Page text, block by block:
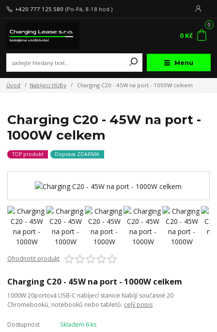
Menu
+420 777 125 580 (Po-Pá, 8-18 hod.)
0
0 Kč
Úvod Nabíjecí HUBy Charging C20 - 45W na port - 1000W celkem
Charging C20 - 45W na port -
1000W celkem
TOP produkt Doprava ZDARMA
Ohodnotit produkt
Charging C20 - 45W na port - 1000W celkem
1000W 20portová USB-C nabíjecí stanice Nabíjí současně 20
Chromebooků, notebooků nebo tabletů. celý popis
Dostupnost
Skladem 6 ks